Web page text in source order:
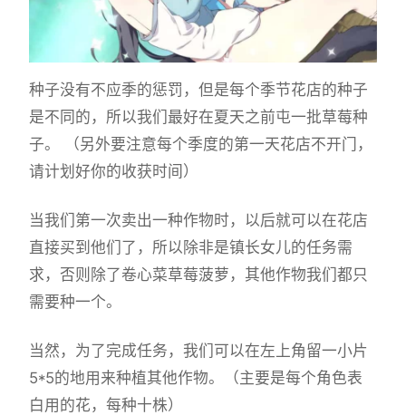
种子没有不应季的惩罚，但是每个季节花店的种子
是不同的，所以我们最好在夏天之前屯一批草莓种
子。 （另外要注意每个季度的第一天花店不开门，
请计划好你的收获时间）
当我们第一次卖出一种作物时，以后就可以在花店
直接买到他们了，所以除非是镇长女儿的任务需
求，否则除了卷心菜草莓菠萝，其他作物我们都只
需要种一个。
当然，为了完成任务，我们可以在左上角留一小片
5*5的地用来种植其他作物。（主要是每个角色表
白用的花，每种十株）